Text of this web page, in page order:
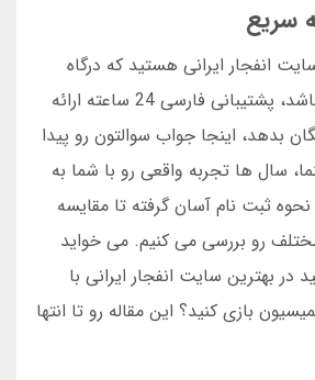
انفجار ایرانی هستید که درگاه
بانکی محلی داشته باشد، پشتیبانی فارسی 24 ساعته ارائه
بدهد، اینجا جواب سوالتون رو پیدا
سال ها تجربه واقعی رو با شما به
ثبت نام آسان گرفته تا مقایسه
رو بررسی می کنیم. می خواید
در بهترین سایت انفجار ایرانی با
بازی کنید؟ این مقاله رو تا انتها